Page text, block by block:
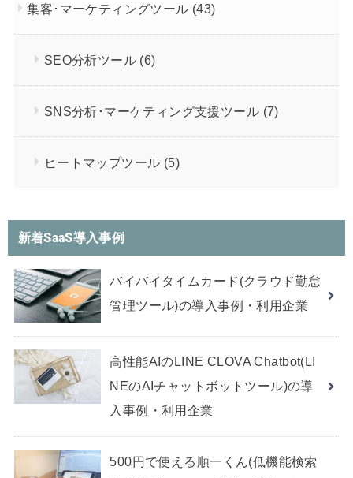
集客･マーケティングツール (43)
SEO分析ツール (6)
SNS分析･マーケティング支援ツール (7)
ヒートマップツール (5)
新着SaaS導入事例
バイバイタイムカード(クラウド勤怠
管理ツール)の導入事例・利用企業
高性能AIのLINE CLOVA Chatbot(LI
NEのAIチャットボットツール)の導
入事例・利用企業
500円で使える順一くん(低機能検索